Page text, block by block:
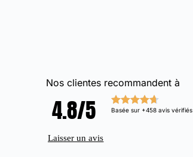
Nos clientes recommandent à
4.8/5 Basée sur +458 avis vérifiés
Laisser un avis
Claire P.
Superbe merci